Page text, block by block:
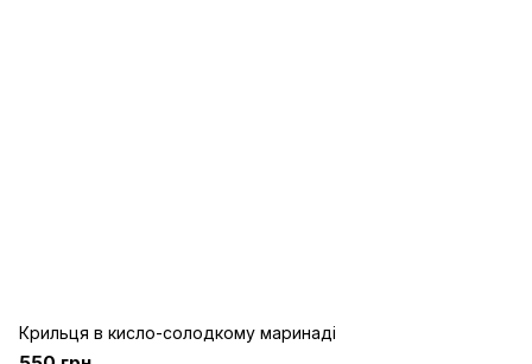
Крильця в кисло-солодкому маринаді